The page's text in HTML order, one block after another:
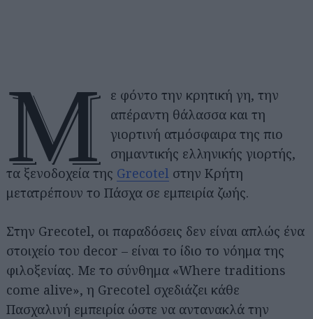
Μ
ε φόντο την κρητική γη, την
απέραντη θάλασσα και τη
γιορτινή ατμόσφαιρα της πιο
σημαντικής ελληνικής γιορτής,
τα ξενοδοχεία της Grecotel στην Κρήτη
μετατρέπουν το Πάσχα σε εμπειρία ζωής.
Στην Grecotel, οι παραδόσεις δεν είναι απλώς ένα
στοιχείο του decor – είναι το ίδιο το νόημα της
φιλοξενίας. Με το σύνθημα «Where traditions
come alive», η Grecotel σχεδιάζει κάθε
Πασχαλινή εμπειρία ώστε να αντανακλά την